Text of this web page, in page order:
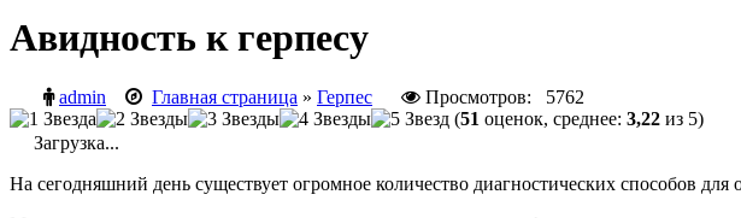
Авидность к герпесу
admin Главная страница » Герпес
Просмотров: 5762
(51 оценок, среднее: 3,22 из 5)
Загрузка...
На сегодняшний день существует огромное количество диагностических способов